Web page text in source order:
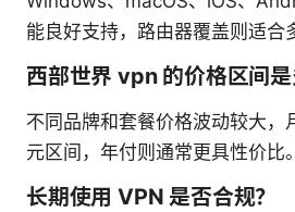
能良好支持，路由器覆盖则适合
西部世界 vpn 的价格区间是
不同品牌和套餐价格波动较大，
元区间，年付则通常更具性价比。
长期使用 VPN 是否合规？